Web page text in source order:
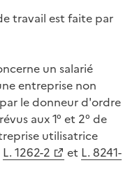
travail est faite par
un salarié
entreprise non
le donneur d'ordre
aux 1° et 2° de
utilisatrice
L. 1262-2 et L. 8241-